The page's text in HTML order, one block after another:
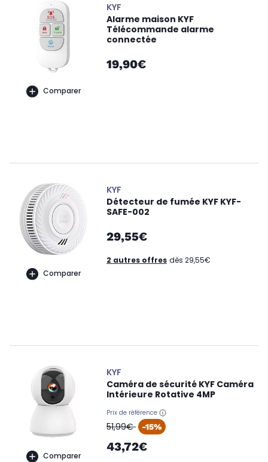
Comparer
KYF
Alarme maison KYF
Télécommande alarme
connectée
19,90€
Comparer
KYF
Détecteur de fumée KYF KYF-
SAFE-002
29,55€
2 autres offres dès 29,55€
Comparer
KYF
Caméra de sécurité KYF Caméra
Intérieure Rotative 4MP
Prix de référence
oldPrice
51,99€ -15%
43,72€